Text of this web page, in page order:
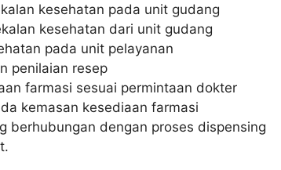
kesehatan pada unit gudang
kesehatan dari unit gudang
pada unit pelayanan
penilaian resep
farmasi sesuai permintaan dokter
kemasan kesediaan farmasi
berhubungan dengan proses dispensing